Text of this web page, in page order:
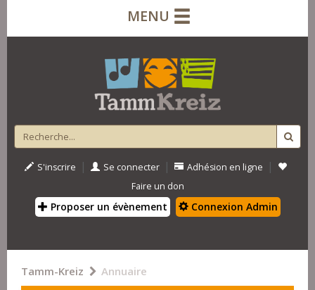
MENU
S'inscrire | Se connecter | Adhésion en ligne |
Faire un don
Proposer un évènement Connexion Admin
Tamm-Kreiz Annuaire